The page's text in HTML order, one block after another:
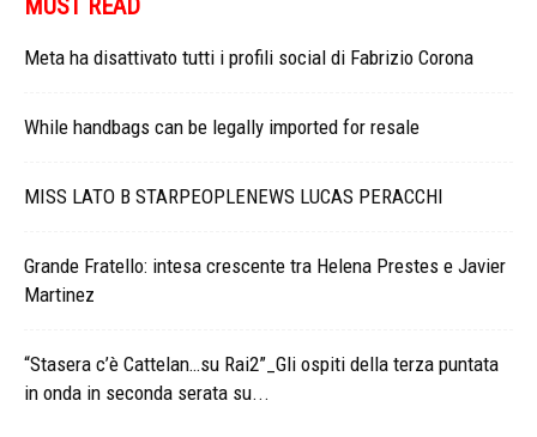
MUST READ
Meta ha disattivato tutti i profili social di Fabrizio Corona
While handbags can be legally imported for resale
MISS LATO B STARPEOPLENEWS LUCAS PERACCHI
Grande Fratello: intesa crescente tra Helena Prestes e Javier
Martinez
“Stasera c’è Cattelan…su Rai2”_Gli ospiti della terza puntata
in onda in seconda serata su...